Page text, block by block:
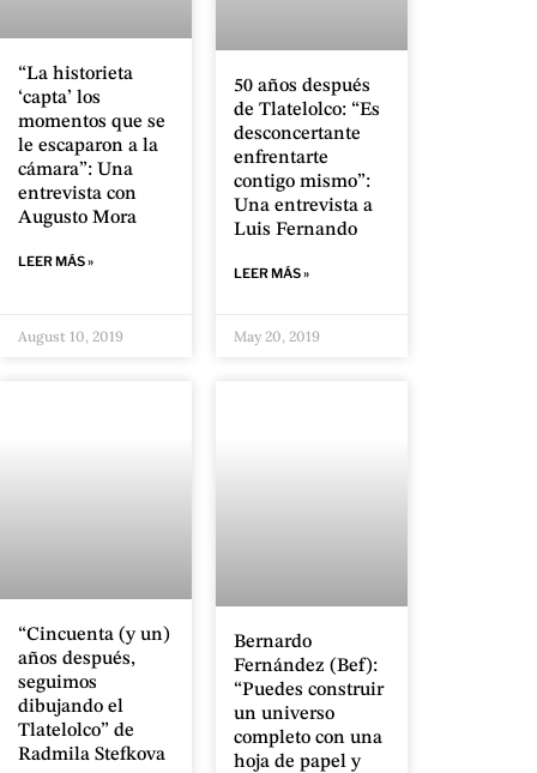
“La historieta
‘capta’ los
momentos que se
le escaparon a la
cámara”: Una
entrevista con
Augusto Mora
LEER MÁS »
August 10, 2019
50 años después
de Tlatelolco: “Es
desconcertante
enfrentarte
contigo mismo”:
Una entrevista a
Luis Fernando
LEER MÁS »
May 20, 2019
“Cincuenta (y un)
años después,
seguimos
dibujando el
Tlatelolco” de
Radmila Stefkova
Bernardo
Fernández (Bef):
“Puedes construir
un universo
completo con una
hoja de papel y